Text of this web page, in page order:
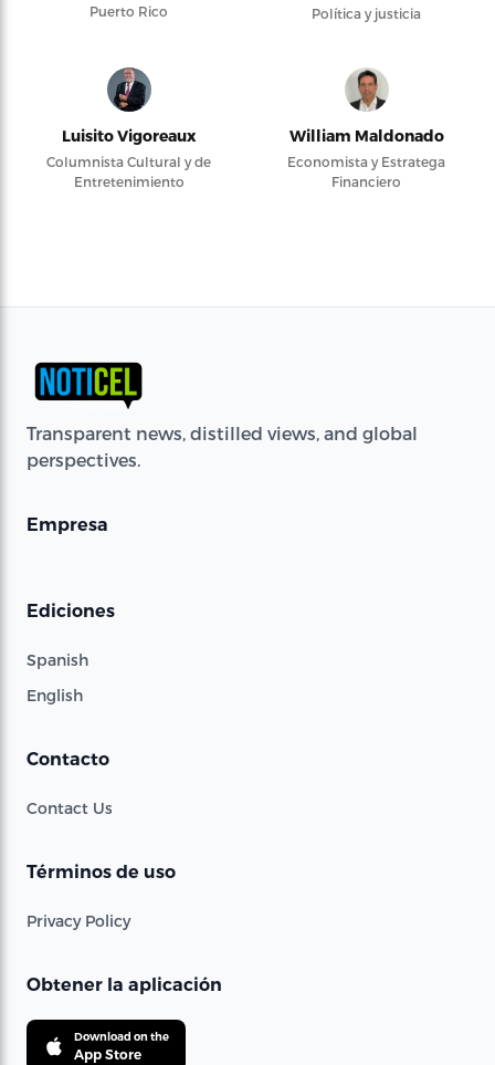
Puerto Rico
Política y justicia
Luisito Vigoreaux
Columnista Cultural y de
Entretenimiento
William Maldonado
Economista y Estratega
Financiero
Transparent news, distilled views, and global
perspectives.
Empresa
Ediciones
Spanish
English
Contacto
Contact Us
Términos de uso
Privacy Policy
Obtener la aplicación
Download on the
App Store